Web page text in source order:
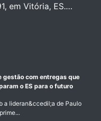
em Vitória, ES.…
gestão com entregas que
o ES para o futuro
a lideran&ccedil;a de Paulo